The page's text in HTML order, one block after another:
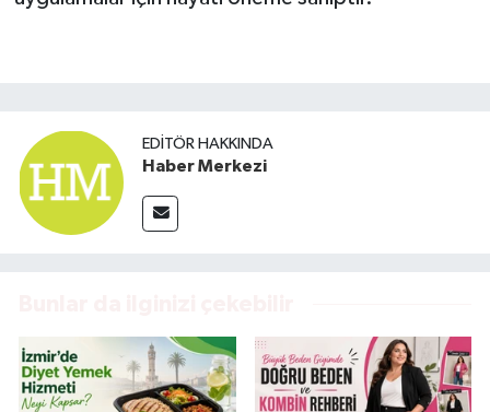
EDITÖR HAKKINDA
Haber Merkezi